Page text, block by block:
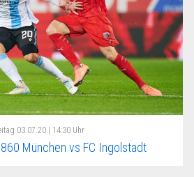
03.07.20 | 14:30 Uhr
München vs FC Ingolstadt